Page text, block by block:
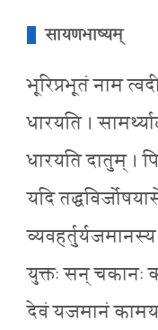
सायणभाष्यम्
भूरिप्रभूतं नाम
धारयति ।
धारयति दातुम् ।
यदि
युक्तः सन् चकानः
देवं यजमानं